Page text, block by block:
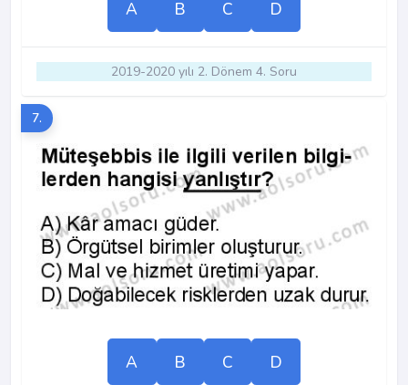
A B C D
2019-2020 yılı 2. Dönem 4. Soru
7.
A B C D